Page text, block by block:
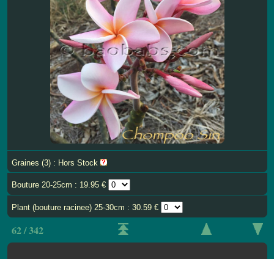
Graines (3) : Hors Stock
Bouture 20-25cm : 19.95 €
Plant (bouture racinee) 25-30cm : 30.59 €
62 / 342